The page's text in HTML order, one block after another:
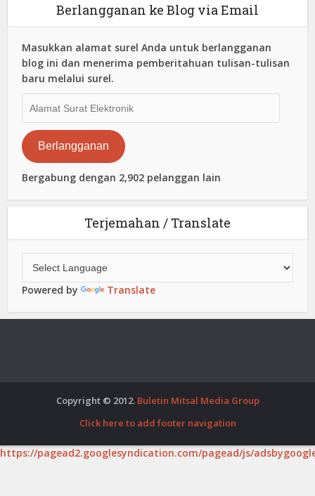
Berlangganan ke Blog via Email
Masukkan alamat surel Anda untuk berlangganan
blog ini dan menerima pemberitahuan tulisan-tulisan
baru melalui surel.
Surat
Elektronik
Berlangganan
Bergabung dengan 2,902 pelanggan lain
Terjemahan / Translate
Powered by Translate
Copyright © 2012. Buletin Mitsal Media Group
Click here to add footer navigation
https://pagead2.googlesyndication.com/pagead/js/